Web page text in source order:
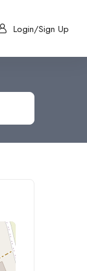
Login/Sign Up